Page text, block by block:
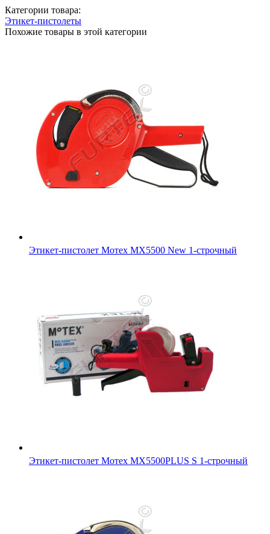
Категории товара:
Этикет-пистолеты
Похожие товары в этой категории
Этикет-пистолет Мотех MX5500 New 1-строчный
Этикет-пистолет Мотех MX5500PLUS S 1-строчный